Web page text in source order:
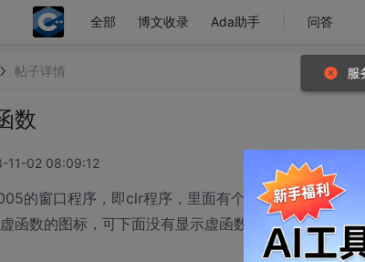
全部 博文收录 Ada助手 问答
帖子详情
数
11-02 08:09:12
的窗口程序，即clr程序，里面有个窗口，现在想添
函数的图标，可下面没有显示虚函数的列表，请问我
服